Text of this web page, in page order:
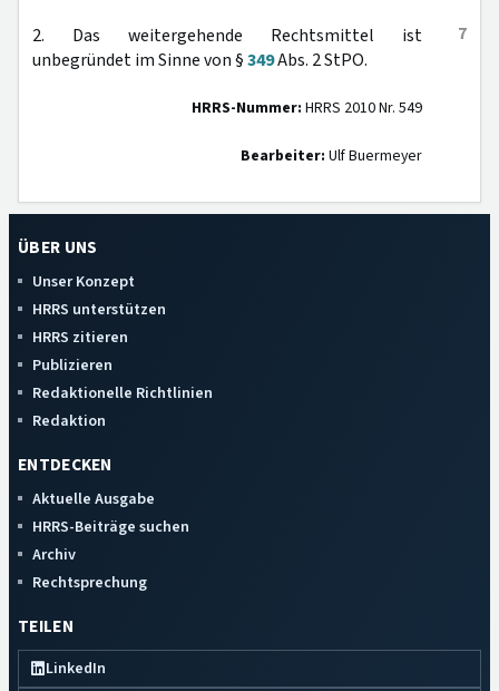
7
2. Das weitergehende Rechtsmittel ist
unbegründet im Sinne von §349Abs. 2 StPO.
HRRS-Nummer: HRRS 2010 Nr. 549
Bearbeiter: Ulf Buermeyer
ÜBER UNS
Unser Konzept
HRRS unterstützen
HRRS zitieren
Publizieren
Redaktionelle Richtlinien
Redaktion
ENTDECKEN
Aktuelle Ausgabe
HRRS-Beiträge suchen
Archiv
Rechtsprechung
TEILEN
LinkedIn